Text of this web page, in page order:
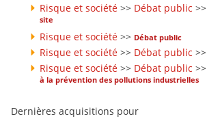
Risque et société >> Débat public >>
site
Risque et société >> Débat public
Risque et société >> Débat public >>
Risque et société >> Débat public >>
à la prévention des pollutions industrielles
Dernières acquisitions pour